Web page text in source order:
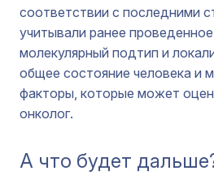
соответствии с последними
учитывали ранее
молекулярный подтип и
общее состояние человека и
факторы, которые может
онколог.
А что будет